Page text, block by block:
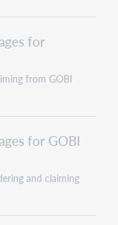
for
from GOBI
for GOBI
and claiming